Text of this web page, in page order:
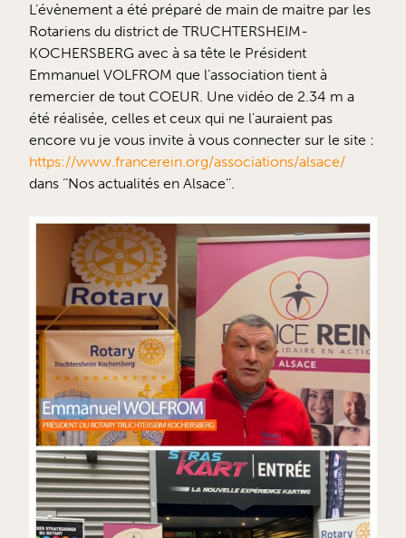
L’évènement a été préparé de main de maitre par les
Rotariens du district de TRUCHTERSHEIM-
KOCHERSBERG avec à sa tête le Président
Emmanuel VOLFROM que l’association tient à
remercier de tout COEUR. Une vidéo de 2.34 m a
été réalisée, celles et ceux qui ne l'auraient pas
encore vu je vous invite à vous connecter sur le site :
https://www.francerein.org/associations/alsace/
dans ‘’Nos actualités en Alsace’’.